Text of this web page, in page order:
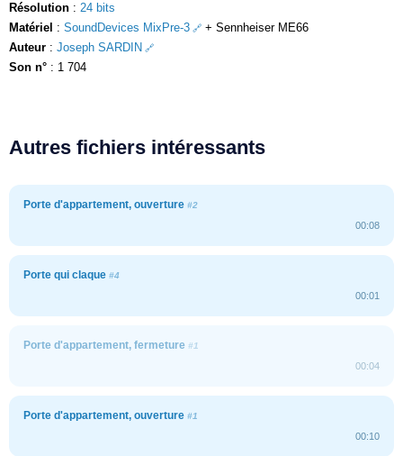
Résolution : 24 bits
Matériel : SoundDevices MixPre-3
+ Sennheiser ME66
Auteur : Joseph SARDIN
Son n° : 1 704
Autres fichiers intéressants
Porte d'appartement, ouverture #2
00:08
Porte qui claque #4
00:01
Porte d'appartement, fermeture #1
00:04
Porte d'appartement, ouverture #1
00:10